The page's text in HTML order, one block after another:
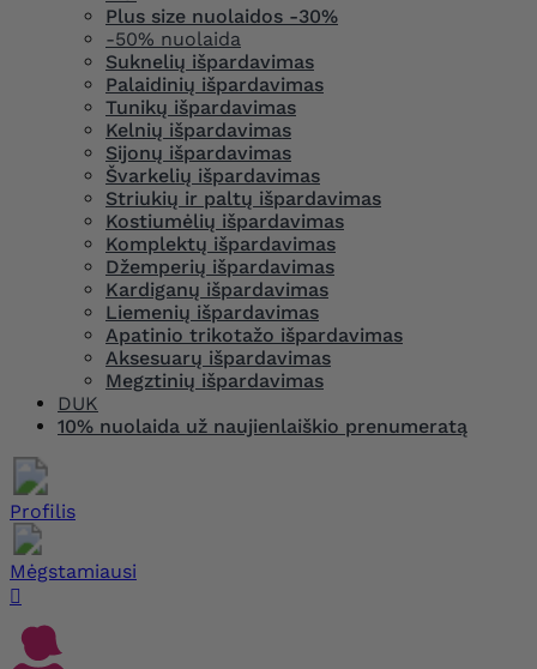
Plus size nuolaidos -30%
-50% nuolaida
Suknelių išpardavimas
Palaidinių išpardavimas
Tunikų išpardavimas
Kelnių išpardavimas
Sijonų išpardavimas
Švarkelių išpardavimas
Striukių ir paltų išpardavimas
Kostiumėlių išpardavimas
Komplektų išpardavimas
Džemperių išpardavimas
Kardiganų išpardavimas
Liemenių išpardavimas
Apatinio trikotažo išpardavimas
Aksesuarų išpardavimas
Megztinių išpardavimas
DUK
10% nuolaida už naujienlaiškio prenumeratą
Profilis
Mėgstamiausi
